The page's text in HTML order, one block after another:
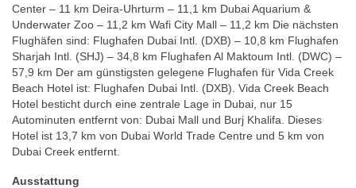
Center – 11 km Deira-Uhrturm – 11,1 km Dubai Aquarium &
Underwater Zoo – 11,2 km Wafi City Mall – 11,2 km Die nächsten
Flughäfen sind: Flughafen Dubai Intl. (DXB) – 10,8 km Flughafen
Sharjah Intl. (SHJ) – 34,8 km Flughafen Al Maktoum Intl. (DWC) –
57,9 km Der am günstigsten gelegene Flughafen für Vida Creek
Beach Hotel ist: Flughafen Dubai Intl. (DXB). Vida Creek Beach
Hotel besticht durch eine zentrale Lage in Dubai, nur 15
Autominuten entfernt von: Dubai Mall und Burj Khalifa. Dieses
Hotel ist 13,7 km von Dubai World Trade Centre und 5 km von
Dubai Creek entfernt.
Ausstattung